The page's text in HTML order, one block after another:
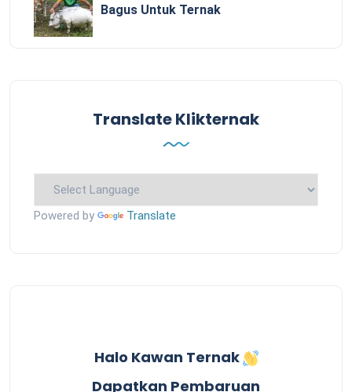
Bagus Untuk Ternak
Translate Klikternak
Powered by Translate
Halo Kawan Ternak
Dapatkan Pembaruan